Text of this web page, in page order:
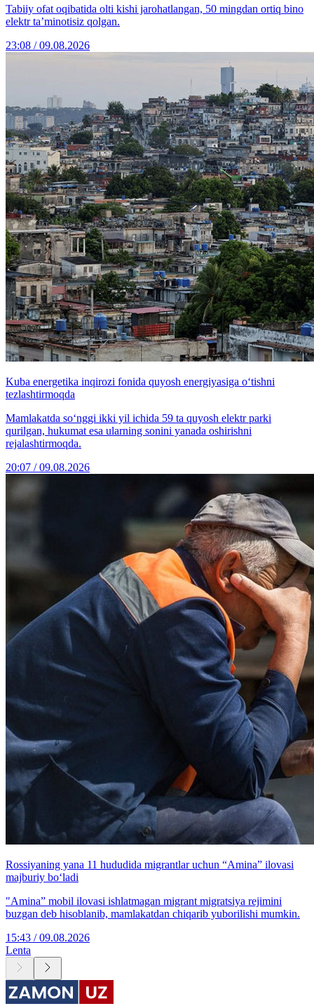
Tabiiy ofat oqibatida olti kishi jarohatlangan, 50 mingdan ortiq bino
elektr ta’minotisiz qolgan.
23:08 / 09.08.2026
Kuba energetika inqirozi fonida quyosh energiyasiga o‘tishni
tezlashtirmoqda
Mamlakatda so‘nggi ikki yil ichida 59 ta quyosh elektr parki
qurilgan, hukumat esa ularning sonini yanada oshirishni
rejalashtirmoqda.
20:07 / 09.08.2026
Rossiyaning yana 11 hududida migrantlar uchun “Amina” ilovasi
majburiy bo‘ladi
"Amina” mobil ilovasi ishlatmagan migrant migratsiya rejimini
buzgan deb hisoblanib, mamlakatdan chiqarib yuborilishi mumkin.
15:43 / 09.08.2026
Lenta